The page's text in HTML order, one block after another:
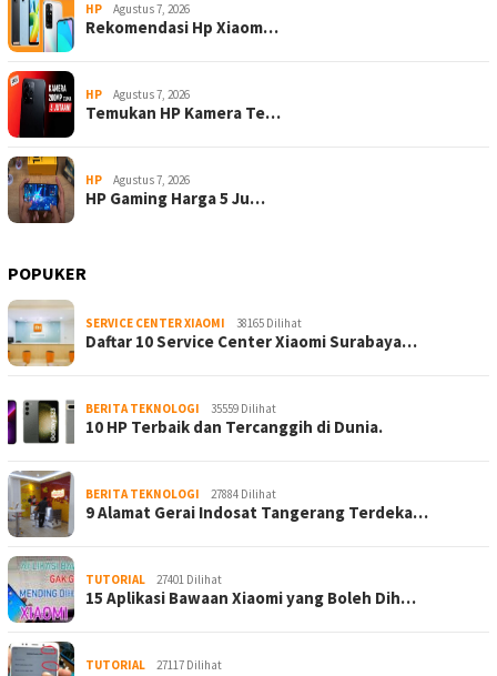
HP Agustus 7, 2026
Rekomendasi Hp Xiaom…
HP Agustus 7, 2026
Temukan HP Kamera Te…
HP Agustus 7, 2026
HP Gaming Harga 5 Ju…
POPUKER
SERVICE CENTER XIAOMI 38165 Dilihat
Daftar 10 Service Center Xiaomi Surabaya…
BERITA TEKNOLOGI 35559 Dilihat
10 HP Terbaik dan Tercanggih di Dunia.
BERITA TEKNOLOGI 27884 Dilihat
9 Alamat Gerai Indosat Tangerang Terdeka…
TUTORIAL 27401 Dilihat
15 Aplikasi Bawaan Xiaomi yang Boleh Dih…
TUTORIAL 27117 Dilihat